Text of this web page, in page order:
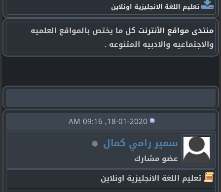
تعليم اللغة الانجليزية اونلاين
منتدى مواقع الأنترنت كل ما يختص بالمواقع العلميه
والاجتماعيه والادبيه المتنوعه .
سمير رامي كمال
عضو مشارك
تعليم اللغة الانجليزية اونلاين